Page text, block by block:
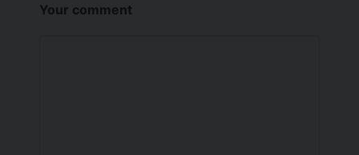
Your comment